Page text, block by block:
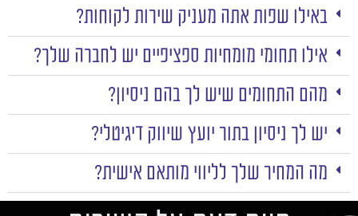
באילו שפות אתה מעניק שירות לקוחות?
אילו תחומי מומחיות ספציפיים יש לחברה שלך?
מהם התחומים שיש לך בהם ניסיון?
יש לך ניסיון בתור יועץ שיווק דיגיטלי?
מה המחיר שלך לליווי מותאם אישית?